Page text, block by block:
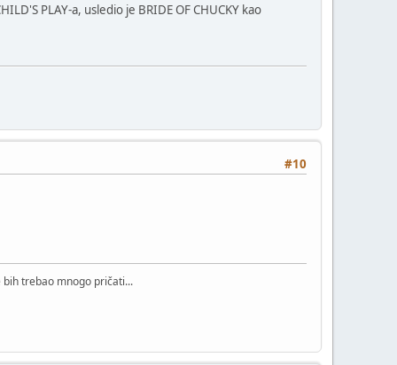
PLAY-a, usledio je BRIDE OF CHUCKY kao
#10
trebao mnogo pričati...